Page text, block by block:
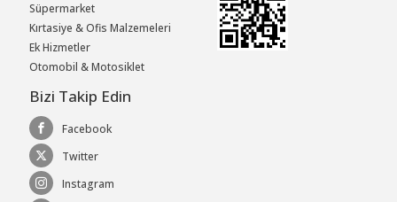
Süpermarket
Kırtasiye & Ofis Malzemeleri
Ek Hizmetler
Otomobil & Motosiklet
Bizi Takip Edin
Facebook
Twitter
Instagram